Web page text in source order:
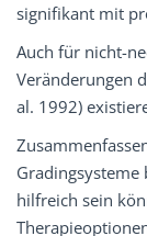
signifikant mit
Auch für nicht-
Veränderungen
al. 1992)
hilfreich sein